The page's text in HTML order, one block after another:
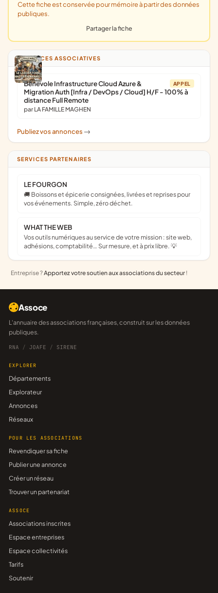
Cette fiche est conservée pour mémoire à partir des données
publiques.
Partager la fiche
ANNONCES ASSOCIATIVES
APPEL
Bénévole Infrastructure Cloud Azure &
Migration Auth [Infra / DevOps / Cloud] H/F - 100% à
distance Full Remote
par LA FAMILLE MAGHEN
Publiez vos annonces ->
SERVICES PARTENAIRES
LE FOURGON
🚚 Boissons et épicerie consignées, livrées et reprises pour
vos événements. Simple, zéro déchet.
WHAT THE WEB
Vos outils numériques au service de votre mission : site web,
adhésions, comptabilité… Sur mesure, et à prix libre. 💡
Entreprise ?Apportez votre soutien aux associations du secteur !
Assoce
L'annuaire des associations françaises, construit sur les données
publiques.
RNA / JOAFE / SIRENE
EXPLORER
Départements
Explorateur
Annonces
Réseaux
POUR LES ASSOCIATIONS
Revendiquer sa fiche
Publier une annonce
Créer un réseau
Trouver un partenariat
ASSOCE
Associations inscrites
Espace entreprises
Espace collectivités
Tarifs
Soutenir